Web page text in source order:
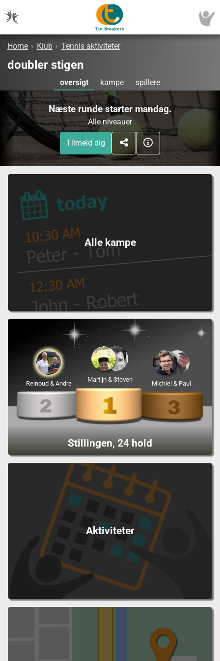
Home › Klub › Tennis aktiviteter
doubler stigen
oversigt kampe spillere
Næste runde starter mandag.
Alle niveauer
Tilmeld dig
Alle kampe
Stillingen, 24 hold
Martijn & Steven
Reinoud & Andre Michiel & Paul
Aktiviteter